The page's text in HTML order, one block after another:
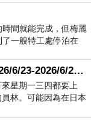
間就能完成，但梅麗
一艘特工處停泊在
週間農居第284週（2026/6/23-2026/6/24) 夏至 金黃稻浪洋溢豐收喜悅
星期一三四都要上
林。可能因為在日本
，心裡沒有一